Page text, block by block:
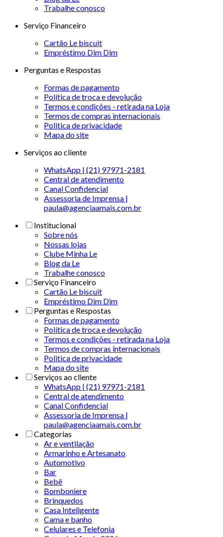
Trabalhe conosco
Serviço Financeiro
Cartão Le biscuit
Empréstimo Dim Dim
Perguntas e Respostas
Formas de pagamento
Política de troca e devolução
Termos e condições - retirada na Loja
Termos de compras internacionais
Politica de privacidade
Mapa do site
Serviços ao cliente
WhatsApp | (21) 97971-2181
Central de atendimento
Canal Confidencial
Assessoria de Imprensa |
paula@agenciaamais.com.br
Institucional
Sobre nós
Nossas lojas
Clube Minha Le
Blog da Le
Trabalhe conosco
Serviço Financeiro
Cartão Le biscuit
Empréstimo Dim Dim
Perguntas e Respostas
Formas de pagamento
Política de troca e devolução
Termos e condições - retirada na Loja
Termos de compras internacionais
Politica de privacidade
Mapa do site
Serviços ao cliente
WhatsApp | (21) 97971-2181
Central de atendimento
Canal Confidencial
Assessoria de Imprensa |
paula@agenciaamais.com.br
Categorias
Ar e ventilação
Armarinho e Artesanato
Automotivo
Bar
Bebê
Bomboniere
Brinquedos
Casa Inteligente
Cama e banho
Celulares e Telefonia